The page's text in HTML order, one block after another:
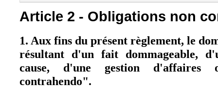
Article 2 - Obligations non
1. Aux fins du présent règlement, le
résultant d'un fait dommageable,
cause, d'une gestion
contrahendo".